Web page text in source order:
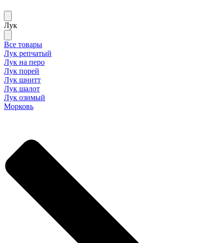
Лук
Все товары
Лук репчатый
Лук на перо
Лук порей
Лук шнитт
Лук шалот
Лук озимый
Морковь